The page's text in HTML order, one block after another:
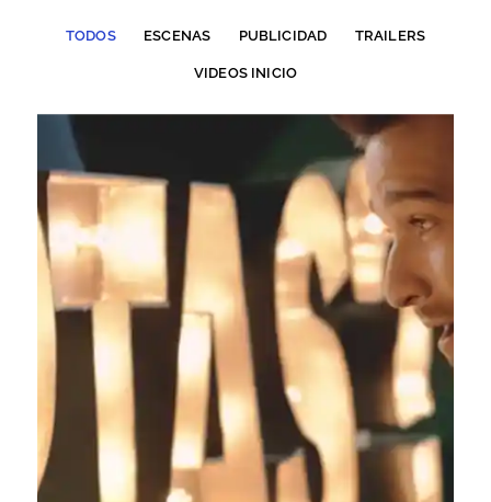
TODOS ESCENAS PUBLICIDAD TRAILERS
VIDEOS INICIO